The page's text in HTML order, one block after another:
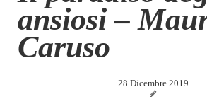
Contatti
Eventi
ansiosi –
Caruso
28 Dicembre 2019